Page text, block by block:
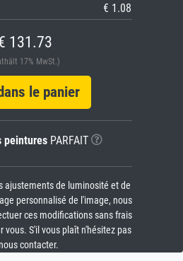
€ 1.08
131.73
17% MwSt.)
le panier
peinturesPARFAIT
ajustements de luminosité et de
personnalisé de l'image, nous
ces modifications sans frais
vous. S'il vous plaît n'hésitez pas
contacter.